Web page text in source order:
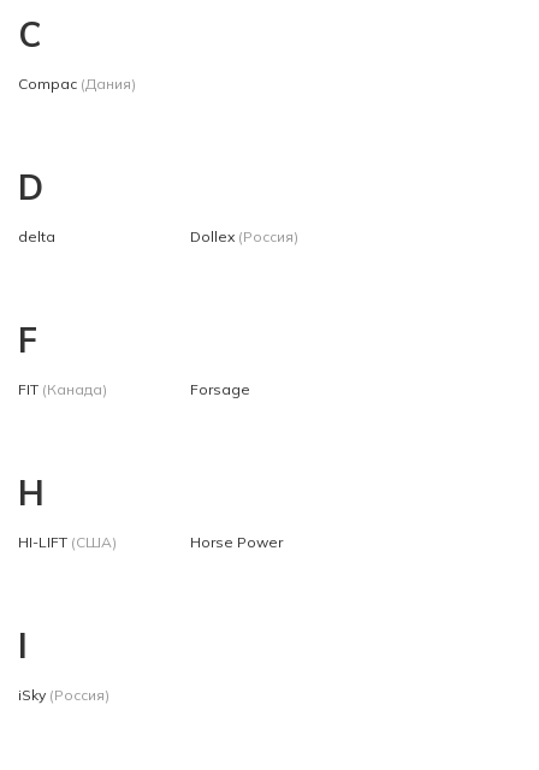
C
Compac (Дания)
D
delta Dollex (Россия)
F
FIT (Канада) Forsage
H
HI-LIFT (США) Horse Power
I
iSky (Россия)